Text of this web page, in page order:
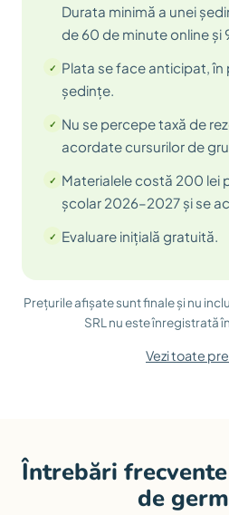
Durata minimă a unei
de 60 de minute online și
Plata se face anticipat, în
ședințe.
Nu se percepe taxă de
acordate cursurilor de
Materialele costă 200 lei
școlar 2026–2027 și se
Evaluare inițială gratuită.
Prețurile afișate sunt finale și nu
SRL nu este înregistrată
Vezi toate
Întrebări
de